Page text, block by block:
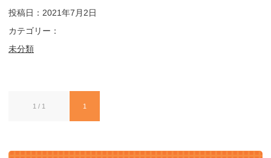
投稿日：2021年7月2日
カテゴリー：
未分類
1 / 1 1